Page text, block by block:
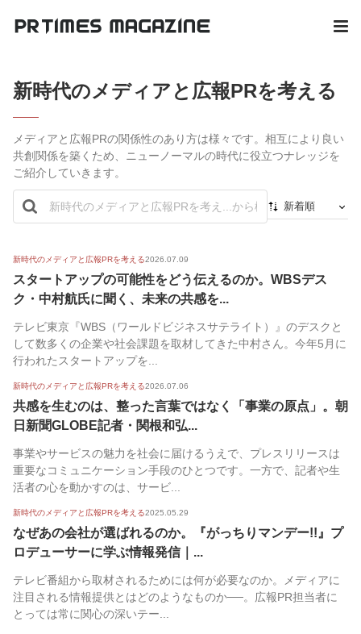
新時代のメディアと広報PRを考える
メディアと広報PRの関係性のあり方は様々です。相互により良い
共創関係を築くため、ニューノーマルの時代に役立つナレッジを
ご紹介していきます。
新着順
人気順
新時代のメディアと広報PRを考える2026.07.09
スタートアップの可能性をどう伝えるのか。WBSデス
ク・中村航氏に聞く、未来の共感を...
テレビ東京『WBS（ワールドビジネスサテライト）』のデスクと
して数多くの企業や社会課題を取材してきた中村さん。今年5月に
行われたスタートアップを...
新時代のメディアと広報PRを考える2026.07.06
共感を生むのは、整った言葉ではなく「事業の原点」。朝
日新聞GLOBE記者・関根和弘...
事業やサービスの魅力を社会に届けるうえで、プレスリリースは
重要なコミュニケーション手段のひとつです。一方で、記者や生
活者の心を動かすのは、サービ...
新時代のメディアと広報PRを考える2025.05.29
なぜあの会社が選ばれるのか。『がっちりマンデー!!』プ
ロデューサーに学ぶ情報発信｜...
テレビ番組から取材されるためには何が必要なのか。メディアに
注目される情報提供とはどのようなものか──。広報PR担当者に
とっては常に関心の深いテー...